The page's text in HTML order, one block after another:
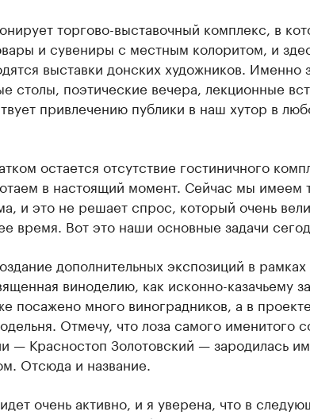
торгово-выставочный комплекс, в
и сувениры с местным колоритом, и
выставки донских художников. Именно
столы, поэтические вечера, лекционные
привлечению публики в наш хутор в
остается отсутствие гостиничного
в настоящий момент. Сейчас мы имеем
и это не решает спрос, который очень
время. Вот это наши основные задачи
дополнительных экспозиций в рамках
виноделию, как исконно-казачьему
посажено много виноградников, а в
Отмечу, что лоза самого именитого
— Красностоп Золотовский — зародилась
Отсюда и название.
очень активно, и я уверена, что в